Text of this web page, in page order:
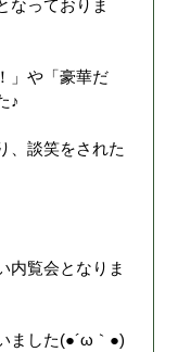
なっておりま
」や「豪華だ
♪
、談笑をされた
内覧会となりま
ました(●´ω｀●)